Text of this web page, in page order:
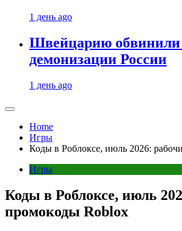
1 день ago
Швейцарию обвинили
демонизации России
1 день ago
Home
Игры
Коды в Роблоксе, июль 2026:
Игры
Коды в Роблоксе, июль
промокоды Roblox